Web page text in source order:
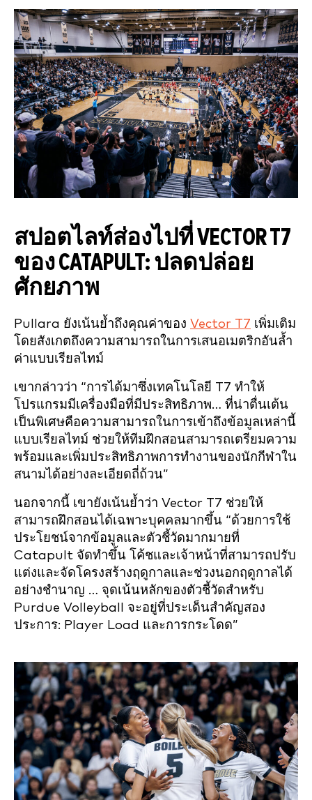
สปอตไลท์ส่องไปที่ VECTOR T7
ของ CATAPULT: ปลดปล่อย
ศักยภาพ
Pullara ยังเน้นย้ำถึงคุณค่าของ Vector T7 เพิ่มเติม
โดยสังเกตถึงความสามารถในการเสนอเมตริกอันล้ำ
ค่าแบบเรียลไทม์
เขากล่าวว่า “การได้มาซึ่งเทคโนโลยี T7 ทำให้
โปรแกรมมีเครื่องมือที่มีประสิทธิภาพ… ที่น่าตื่นเต้น
เป็นพิเศษคือความสามารถในการเข้าถึงข้อมูลเหล่านี้
แบบเรียลไทม์ ช่วยให้ทีมฝึกสอนสามารถเตรียมความ
พร้อมและเพิ่มประสิทธิภาพการทำงานของนักกีฬาใน
สนามได้อย่างละเอียดถี่ถ้วน”
นอกจากนี้ เขายังเน้นย้ำว่า Vector T7 ช่วยให้
สามารถฝึกสอนได้เฉพาะบุคคลมากขึ้น “ด้วยการใช้
ประโยชน์จากข้อมูลและตัวชี้วัดมากมายที่
Catapult จัดทำขึ้น โค้ชและเจ้าหน้าที่สามารถปรับ
แต่งและจัดโครงสร้างฤดูกาลและช่วงนอกฤดูกาลได้
อย่างชำนาญ … จุดเน้นหลักของตัวชี้วัดสำหรับ
Purdue Volleyball จะอยู่ที่ประเด็นสำคัญสอง
ประการ: Player Load และการกระโดด”